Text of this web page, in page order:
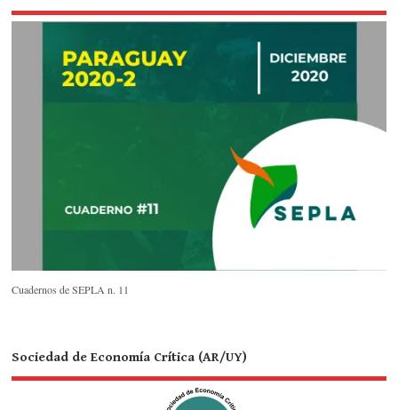
Cuadernos de SEPLA n. 11
Sociedad de Economía Crítica (AR/UY)